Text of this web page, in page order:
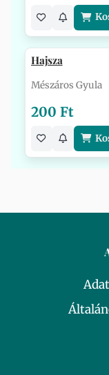
Hajsza
Mészáros Gyula
200 Ft